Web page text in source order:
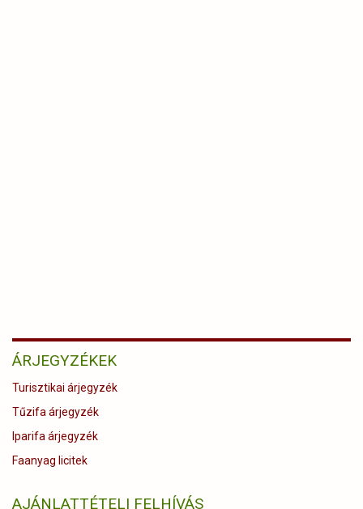
ÁRJEGYZÉKEK
Turisztikai árjegyzék
Tűzifa árjegyzék
Iparifa árjegyzék
Faanyag licitek
AJÁNLATTÉTELI FELHÍVÁS